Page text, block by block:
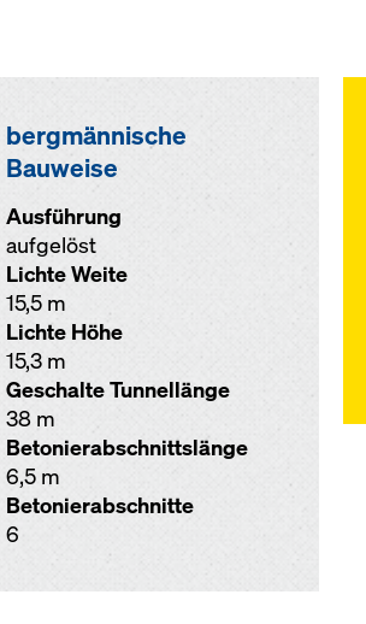
bergmännische
Bauweise
Ausführung
aufgelöst
Lichte Weite
15,5 m
Lichte Höhe
15,3 m
Geschalte Tunnellänge
38 m
Betonierabschnittslänge
6,5 m
Betonierabschnitte
6